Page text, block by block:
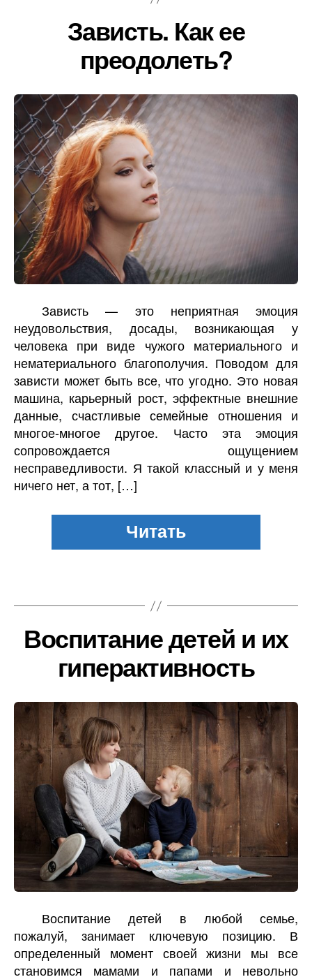
Зависть. Как ее
преодолеть?
Зависть — это неприятная эмоция
неудовольствия, досады, возникающая у
человека при виде чужого материального и
нематериального благополучия. Поводом для
зависти может быть все, что угодно. Это новая
машина, карьерный рост, эффектные внешние
данные, счастливые семейные отношения и
многое-многое другое. Часто эта эмоция
сопровождается ощущением
несправедливости. Я такой классный и у меня
ничего нет, а тот, […]
Воспитание детей и их
гиперактивность
Воспитание детей в любой семье,
пожалуй, занимает ключевую позицию. В
определенный момент своей жизни мы все
становимся мамами и папами и невольно